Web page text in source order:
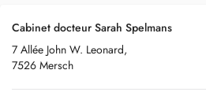
Cabinet docteur Sarah Spelmans
7 Allée John W. Leonard,
7526 Mersch